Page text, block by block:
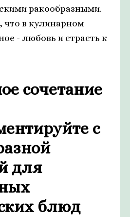
ракообразными.
что в кулинарном
- любовь и страсть к
сочетание
с
для
блюд